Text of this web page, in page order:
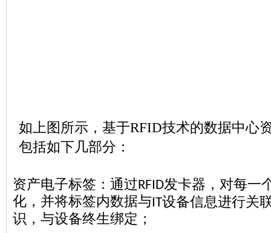
如上图所示，基于RFID技术的数据中心
包括如下几部分：
资产电子标签：通过RFID发卡器，对每一
化，并将标签内数据与IT设备信息进行关
识，与设备终生绑定；